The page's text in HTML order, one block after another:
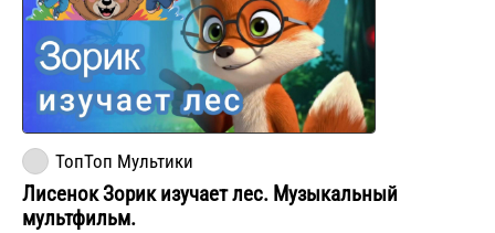
ТопТоп Мультики
Лисенок Зорик изучает лес. Музыкальный
мультфильм.